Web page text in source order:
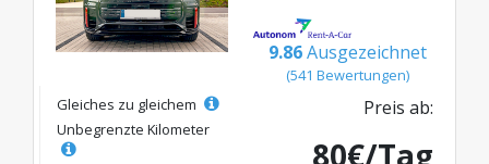
9.86 Ausgezeichnet
(541 Bewertungen)
Gleiches zu gleichem
Unbegrenzte Kilometer
Preis ab:
80€/Tag